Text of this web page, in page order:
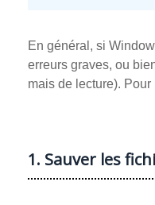
En général, si
erreurs graves, ou
mais de lecture).
1. Sauver les